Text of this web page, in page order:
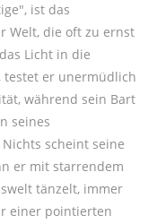
ist das
Welt, die oft zu ernst
Licht in die
testet er unermüdlich
während sein Bart
seines
scheint seine
er mit starrendem
tänzelt, immer
einer pointierten